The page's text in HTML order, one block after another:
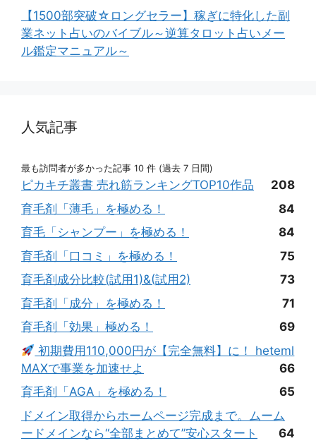
【1500部突破☆ロングセラー】稼ぎに特化した副
業ネット占いのバイブル～逆算タロット占いメー
ル鑑定マニュアル～
人気記事
最も訪問者が多かった記事 10 件 (過去 7 日間)
ピカキチ叢書 売れ筋ランキングTOP10作品
208
育毛剤「薄毛」を極める！
84
育毛「シャンプー」を極める！
84
育毛剤「口コミ」を極める！
75
育毛剤成分比較(試用1)&(試用2)
73
育毛剤「成分」を極める！
71
育毛剤「効果」極める！
69
初期費用110,000円が【完全無料】に！ heteml
MAXで事業を加速せよ
66
育毛剤「AGA」を極める！
65
ドメイン取得からホームページ完成まで。ムーム
ードメインなら“全部まとめて”安心スタート
64